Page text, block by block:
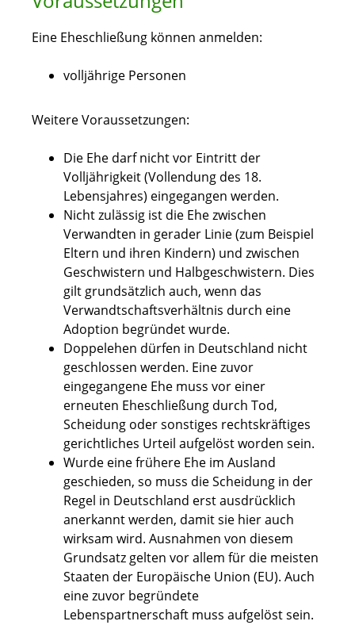
Eine Eheschließung können anmelden:
volljährige Personen
Weitere Voraussetzungen:
Die Ehe darf nicht vor Eintritt der
Volljährigkeit (Vollendung des 18.
Lebensjahres) eingegangen werden.
Nicht zulässig ist die Ehe zwischen
Verwandten in gerader Linie (zum Beispiel
Eltern und ihren Kindern) und zwischen
Geschwistern und Halbgeschwistern. Dies
gilt grundsätzlich auch, wenn das
Verwandtschaftsverhältnis durch eine
Adoption begründet wurde.
Doppelehen dürfen in Deutschland nicht
geschlossen werden. Eine zuvor
eingegangene Ehe muss vor einer
erneuten Eheschließung durch Tod,
Scheidung oder sonstiges rechtskräftiges
gerichtliches Urteil aufgelöst worden sein.
Wurde eine frühere Ehe im Ausland
geschieden, so muss die Scheidung in der
Regel in Deutschland erst ausdrücklich
anerkannt werden, damit sie hier auch
wirksam wird. Ausnahmen von diesem
Grundsatz gelten vor allem für die meisten
Staaten der Europäische Union (EU). Auch
eine zuvor begründete
Lebenspartnerschaft muss aufgelöst sein.